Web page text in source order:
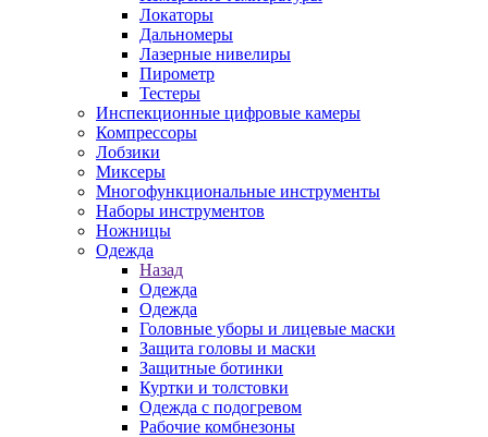
Локаторы
Дальномеры
Лазерные нивелиры
Пирометр
Тестеры
Инспекционные цифровые камеры
Компрессоры
Лобзики
Миксеры
Многофункциональные инструменты
Наборы инструментов
Ножницы
Одежда
Назад
Одежда
Одежда
Головные уборы и лицевые маски
Защита головы и маски
Защитные ботинки
Куртки и толстовки
Одежда с подогревом
Рабочие комбнезоны